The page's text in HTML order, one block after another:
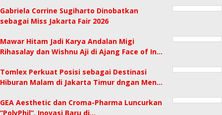
Gabriela Corrine Sugiharto Dinobatkan
sebagai Miss Jakarta Fair 2026
Mawar Hitam Jadi Karya Andalan Migi
Rihasalay dan Wishnu Aji di Ajang Face of In…
Tomlex Perkuat Posisi sebagai Destinasi
Hiburan Malam di Jakarta Timur dngan Men…
GEA Aesthetic dan Croma-Pharma Luncurkan
“PolyPhil”, Inovasi Baru di…